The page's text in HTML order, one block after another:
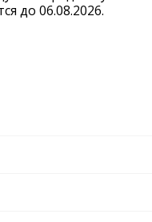
до 06.08.2026.